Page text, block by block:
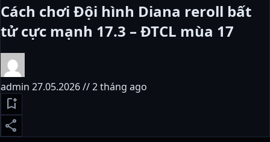
Cách chơi Đội hình Diana reroll bất
tử cực mạnh 17.3 – ĐTCL mùa 17
admin 27.05.2026 // 2 tháng ago
bookmark_add
share